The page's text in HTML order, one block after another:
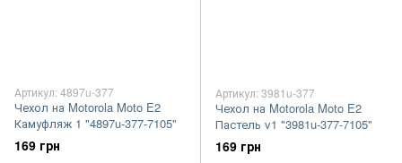
Артикул: 4897u-377
Чехол на Motorola Moto E2
Камуфляж 1 "4897u-377-7105"
169 грн
Артикул: 3981u-377
Чехол на Motorola Moto E2
Пастель v1 "3981u-377-7105"
169 грн